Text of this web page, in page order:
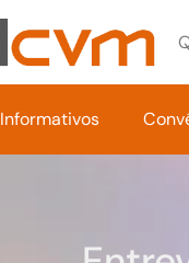
Informativos